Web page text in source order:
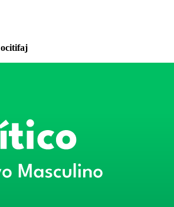
ocitifaj